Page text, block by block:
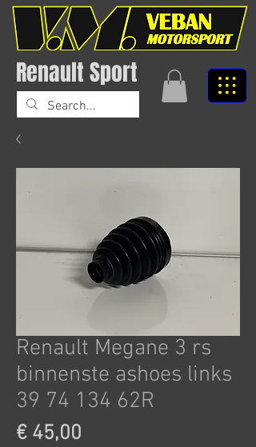
Renault Sport
Renault Megane 3 rs
binnenste ashoes links
39 74 134 62R
€ 45,00